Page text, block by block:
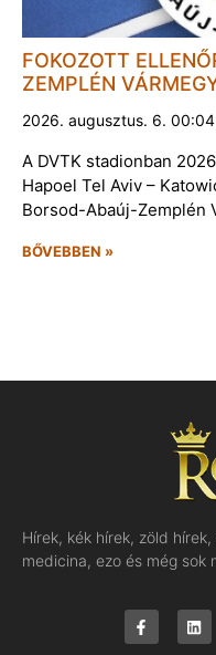
FOKOZOTT
ZEMPLÉN
2026. augusztus. 6. 00:04
A DVTK stadionban
Hapoel Tel Aviv –
Borsod-Abaúj-Zemplén
BŐVEBBEN »
Hírek, kék hírek, zöld
medicina, ezo és még sok